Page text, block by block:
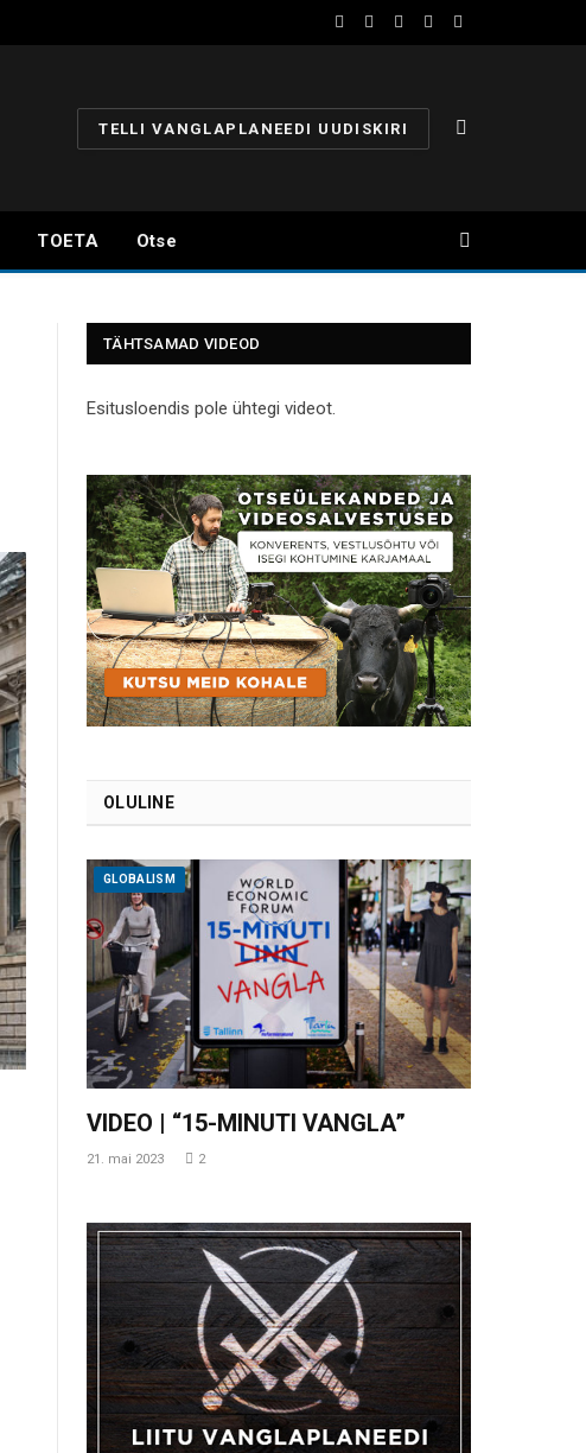
Facebook
YouTube
Instagram
X
Telegram
TELLI VANGLAPLANEEDI UUDISKIRI
TOETA Otse
TÄHTSAMAD VIDEOD
Esitusloendis pole ühtegi videot.
OLULINE
GLOBALISM
VIDEO | “15-MINUTI VANGLA”
21. mai 2023 2